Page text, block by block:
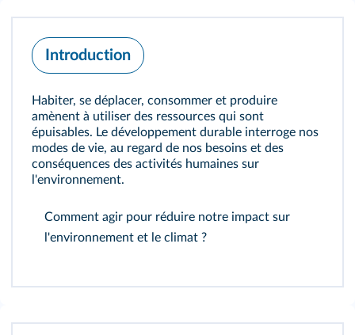
Introduction
Habiter, se déplacer, consommer et produire
amènent à utiliser des ressources qui sont
épuisables. Le développement durable interroge nos
modes de vie, au regard de nos besoins et des
conséquences des activités humaines sur
l'environnement.
Comment agir pour réduire notre impact sur
l'environnement et le climat ?